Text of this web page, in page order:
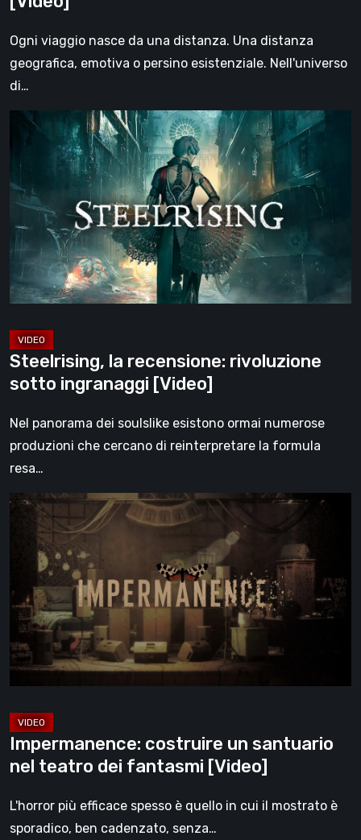
viaggio
Ogni viaggio nasce da una distanza. Una distanza
geografica, emotiva o persino esistenziale. Nell'universo
di…
Steelrising,
recensione:
rivoluzione
sotto
ingranaggi
[Video]
Steelrising, la recensione: rivoluzione
sotto ingranaggi [Video]
Nel panorama dei soulslike esistono ormai numerose
produzioni che cercano di reinterpretare la formula
resa…
Impermanence:
costruire
santuario
nel
teatro
fantasmi
[Video]
Impermanence: costruire un santuario
nel teatro dei fantasmi [Video]
L'horror più efficace spesso è quello in cui il mostrato è
sporadico, ben cadenzato, senza…